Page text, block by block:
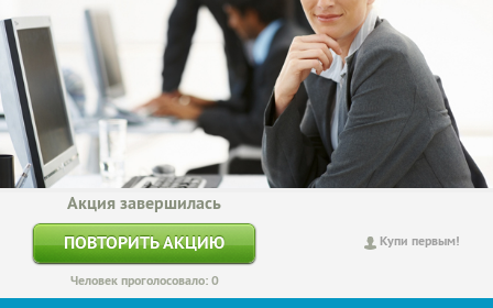
Купи первым!
Акция завершилась
ПОВТОРИТЬ АКЦИЮ
Человек проголосовало: 0